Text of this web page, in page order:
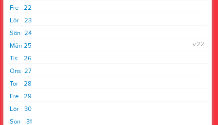
22
Fre
23
Lör
24
Sön
25
Mån
v.22
26
Tis
27
Ons
28
Tor
29
Fre
30
Lör
31
Sön